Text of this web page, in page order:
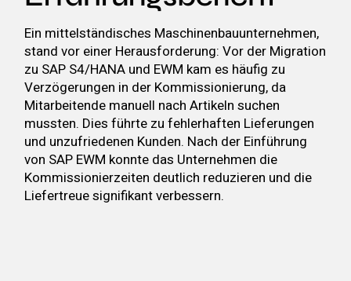
Ein mittelständisches Maschinenbauunternehmen,
stand vor einer Herausforderung: Vor der Migration
zu SAP S4/HANA und EWM kam es häufig zu
Verzögerungen in der Kommissionierung, da
Mitarbeitende manuell nach Artikeln suchen
mussten. Dies führte zu fehlerhaften Lieferungen
und unzufriedenen Kunden. Nach der Einführung
von SAP EWM konnte das Unternehmen die
Kommissionierzeiten deutlich reduzieren und die
Liefertreue signifikant verbessern.